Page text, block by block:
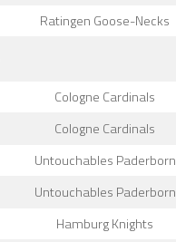
Ratingen Goose-Necks
Cologne Cardinals
Cologne Cardinals
Untouchables Paderborn
Untouchables Paderborn
Hamburg Knights